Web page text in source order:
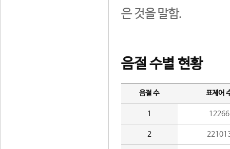
은 것을 말함.
음절 수별 현황
음절 수 표제어
1 12266
2